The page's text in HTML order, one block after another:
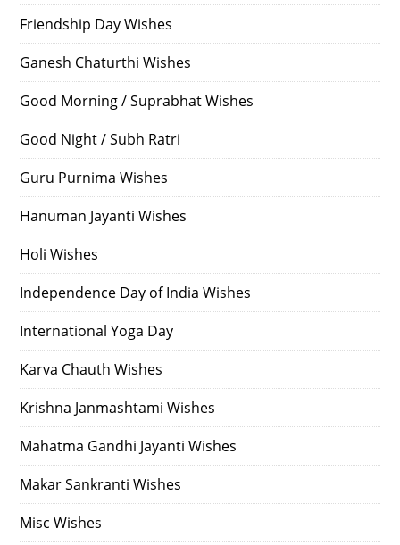
Friendship Day Wishes
Ganesh Chaturthi Wishes
Good Morning / Suprabhat Wishes
Good Night / Subh Ratri
Guru Purnima Wishes
Hanuman Jayanti Wishes
Holi Wishes
Independence Day of India Wishes
International Yoga Day
Karva Chauth Wishes
Krishna Janmashtami Wishes
Mahatma Gandhi Jayanti Wishes
Makar Sankranti Wishes
Misc Wishes